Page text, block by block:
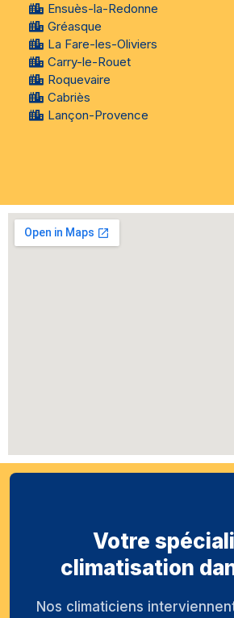
Ensuès-la-Redonne
Gréasque
La Fare-les-Oliviers
Carry-le-Rouet
Roquevaire
Cabriès
Lançon-Provence
Votre
climatisation
Nos climaticiens